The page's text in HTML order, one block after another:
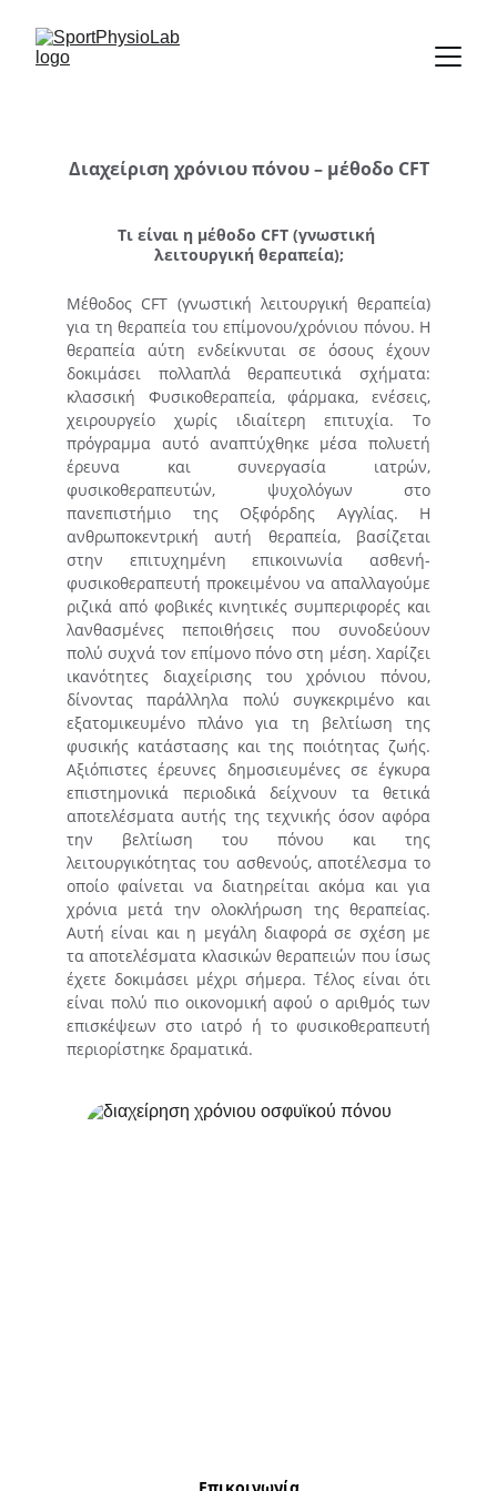
Τι είναι η μέθοδο CFT (γνωστική
λειτουργική θεραπεία);
Μέθοδος CFT (γνωστική λειτουργική θεραπεία)
για τη θεραπεία του επίμονου/χρόνιου πόνου. Η
θεραπεία αύτη ενδείκνυται σε όσους έχουν
δοκιμάσει πολλαπλά θεραπευτικά σχήματα:
κλασσική Φυσικοθεραπεία, φάρμακα, ενέσεις,
χειρουργείο χωρίς ιδιαίτερη επιτυχία. Το
πρόγραμμα αυτό αναπτύχθηκε μέσα πολυετή
έρευνα και συνεργασία ιατρών,
φυσικοθεραπευτών, ψυχολόγων στο
πανεπιστήμιο της Οξφόρδης Αγγλίας. Η
ανθρωποκεντρική αυτή θεραπεία, βασίζεται
στην επιτυχημένη επικοινωνία ασθενή-
φυσικοθεραπευτή προκειμένου να απαλλαγούμε
ριζικά από φοβικές κινητικές συμπεριφορές και
λανθασμένες πεποιθήσεις που συνοδεύουν
πολύ συχνά τον επίμονο πόνο στη μέση. Χαρίζει
ικανότητες διαχείρισης του χρόνιου πόνου,
δίνοντας παράλληλα πολύ συγκεκριμένο και
εξατομικευμένο πλάνο για τη βελτίωση της
φυσικής κατάστασης και της ποιότητας ζωής.
Αξιόπιστες έρευνες δημοσιευμένες σε έγκυρα
επιστημονικά περιοδικά δείχνουν τα θετικά
αποτελέσματα αυτής της τεχνικής όσον αφόρα
την βελτίωση του πόνου και της
λειτουργικότητας του ασθενούς, αποτέλεσμα το
οποίο φαίνεται να διατηρείται ακόμα και για
χρόνια μετά την ολοκλήρωση της θεραπείας.
Αυτή είναι και η μεγάλη διαφορά σε σχέση με
τα αποτελέσματα κλασικών θεραπειών που ίσως
έχετε δοκιμάσει μέχρι σήμερα. Τέλος είναι ότι
είναι πολύ πιο οικονομική αφού ο αριθμός των
επισκέψεων στο ιατρό ή το φυσικοθεραπευτή
περιορίστηκε δραματικά.
Διαχείριση χρόνιου πόνου – μέθοδο CFT